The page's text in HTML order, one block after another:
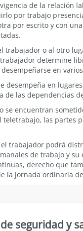
de la relación
por trabajo
por escrito y con
trabajador o al otro
determine
en
desempeña en
las dependencias
se encuentran
las partes
trabajador podrá
de trabajo y su
derecho que
la jornada ordinaria
seguridad y